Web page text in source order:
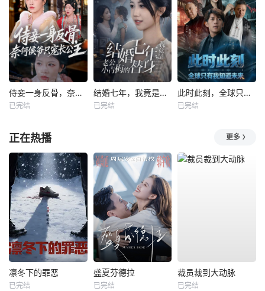
侍妾一身反骨，奈何侯爷只宠长公主
已完结
结婚七年，我竟是老公小青梅的替身
已完结
此时此刻，全球只有我知道未来
已完结
正在热播 更多
凛冬下的罪恶
已完结
盛夏芬德拉
已完结
裁员裁到大动脉
已完结